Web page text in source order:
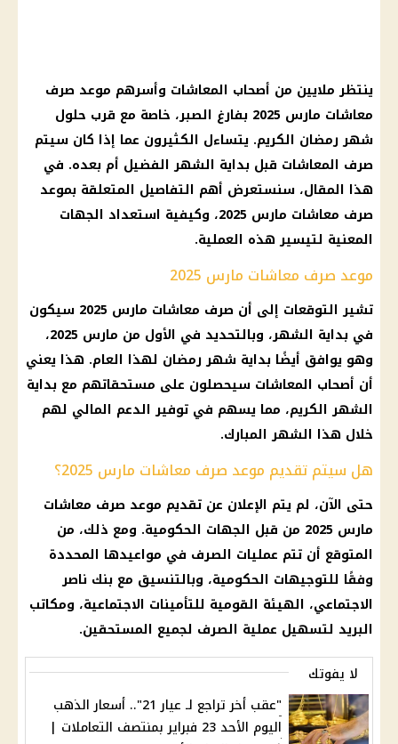
ينتظر ملايين من أصحاب المعاشات وأسرهم موعد صرف
معاشات مارس 2025 بفارغ الصبر، خاصة مع قرب حلول
شهر رمضان الكريم. يتساءل الكثيرون عما إذا كان سيتم
صرف المعاشات قبل بداية الشهر الفضيل أم بعده. في
هذا المقال، سنستعرض أهم التفاصيل المتعلقة بموعد
صرف معاشات مارس 2025، وكيفية استعداد الجهات
المعنية لتيسير هذه العملية.
موعد صرف معاشات مارس 2025
تشير التوقعات إلى أن صرف معاشات مارس 2025 سيكون
في بداية الشهر، وبالتحديد في الأول من مارس 2025،
وهو يوافق أيضًا بداية شهر رمضان لهذا العام. هذا يعني
أن أصحاب المعاشات سيحصلون على مستحقاتهم مع بداية
الشهر الكريم، مما يسهم في توفير الدعم المالي لهم
خلال هذا الشهر المبارك.
هل سيتم تقديم موعد صرف معاشات مارس 2025؟
حتى الآن، لم يتم الإعلان عن تقديم موعد صرف معاشات
مارس 2025 من قبل الجهات الحكومية. ومع ذلك، من
المتوقع أن تتم عمليات الصرف في مواعيدها المحددة
وفقًا للتوجيهات الحكومية، وبالتنسيق مع بنك ناصر
الاجتماعي، الهيئة القومية للتأمينات الاجتماعية، ومكاتب
البريد لتسهيل عملية الصرف لجميع المستحقين.
لا يفوتك
"عقب أخر تراجع لـ عيار 21".. أسعار الذهب
اليوم الأحد 23 فبراير بمنتصف التعاملات |